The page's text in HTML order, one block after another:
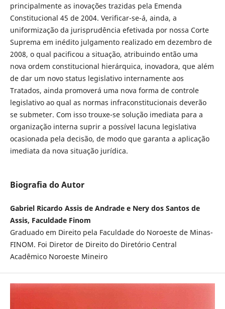
principalmente as inovações trazidas pela Emenda
Constitucional 45 de 2004. Verificar-se-á, ainda, a
uniformização da jurisprudência efetivada por nossa Corte
Suprema em inédito julgamento realizado em dezembro de
2008, o qual pacificou a situação, atribuindo então uma
nova ordem constitucional hierárquica, inovadora, que além
de dar um novo status legislativo internamente aos
Tratados, ainda promoverá uma nova forma de controle
legislativo ao qual as normas infraconstitucionais deverão
se submeter. Com isso trouxe-se solução imediata para a
organização interna suprir a possível lacuna legislativa
ocasionada pela decisão, de modo que garanta a aplicação
imediata da nova situação jurídica.
Biografia do Autor
Gabriel Ricardo Assis de Andrade e Nery dos Santos de
Assis, Faculdade Finom
Graduado em Direito pela Faculdade do Noroeste de Minas-
FINOM. Foi Diretor de Direito do Diretório Central
Acadêmico Noroeste Mineiro